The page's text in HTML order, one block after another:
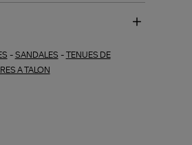
- SANDALES - TENUES DE
A TALON